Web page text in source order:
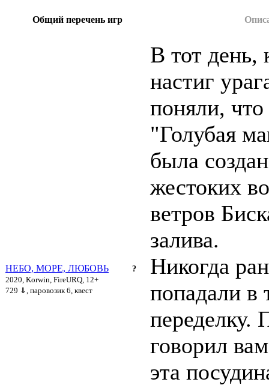
Общий перечень игр
?
НЕБО, МОРЕ, ЛЮБОВЬ
2020, Korwin, FireURQ, 12+
729 ⇓ , паровозик 6, квест
В тот день,
настиг
поняли,
"Голубая
была
жестоких
ветров
залива.
Никогда
попадали в
переделку.
говорил
эта